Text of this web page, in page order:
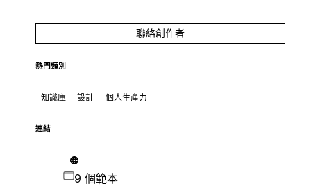
聯絡創作者
熱門類別
知識庫 設計 個人生產力
連結
9 個範本